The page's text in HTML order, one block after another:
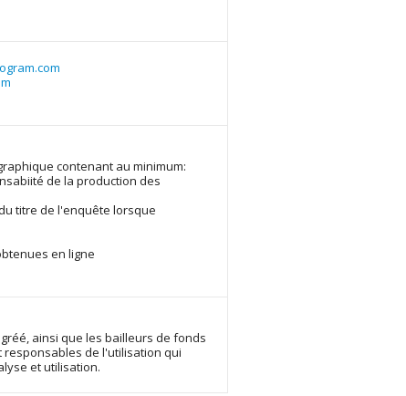
contenant au minimum:
de la production des
titre de l'enquête lorsque
en ligne
ainsi que les bailleurs de fonds
de l'utilisation qui
et utilisation.